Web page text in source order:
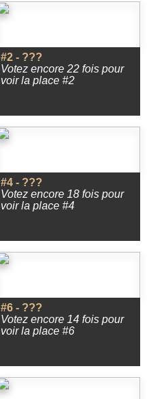
#2 - ???
Votez encore 22 fois pour
voir la place #2
#4 - ???
Votez encore 18 fois pour
voir la place #4
#6 - ???
Votez encore 14 fois pour
voir la place #6